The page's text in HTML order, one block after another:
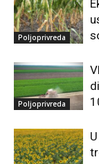
Poljoprivreda
Poljoprivreda